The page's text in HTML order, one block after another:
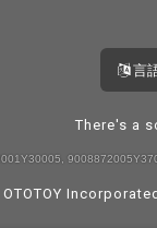
言
There's a